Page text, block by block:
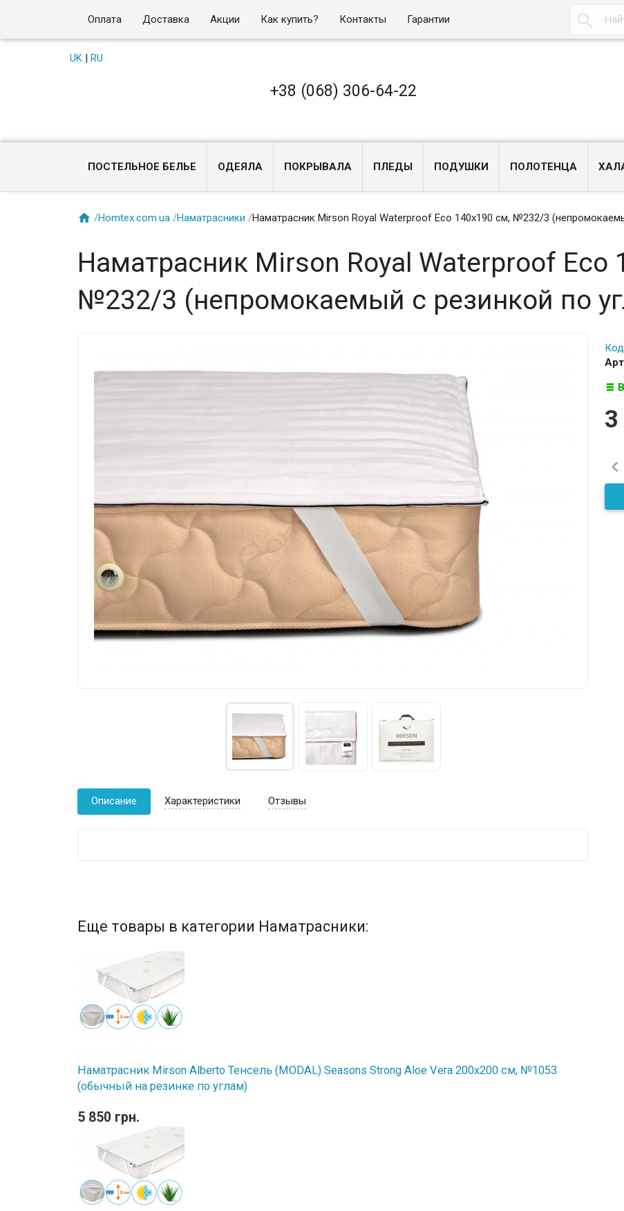
Оплата Доставка Акции Как купить? Контакты Гарантии 
UK| RU
+38 (068) 306-64-22
ПОСТЕЛЬНОЕ БЕЛЬЕ ОДЕЯЛА ПОКРЫВАЛА ПЛЕДЫ ПОДУШКИ ПОЛОТЕНЦА
 /Homtex.com.ua /Наматрасники /Наматрасник Mirson Royal Waterproof Eco 140x190 см, №232/3
Наматрасник Mirson Royal Waterproof Eco
№232/3 (непромокаемый с резинкой по
3

Описание Характеристики Отзывы
Еще товары в категории Наматрасники:
Наматрасник Mirson Alberto Тенсель (MODAL) Seasons Strong Aloe Vera 200x200 см, №1053
(обычный на резинке по углам)
5 850 грн.